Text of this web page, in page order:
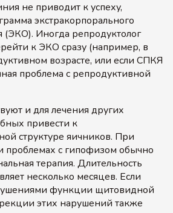
не приводит к успеху,
экстракорпорального
(ЭКО). Иногда репродуктолог
к ЭКО сразу (например, в
возрасте, или если СПКЯ
проблема с репродуктивной
и для лечения других
привести к
структуре яичников. При
проблемах с гипофизом обычно
терапия. Длительность
несколько месяцев. Если
функции щитовидной
этих нарушений также